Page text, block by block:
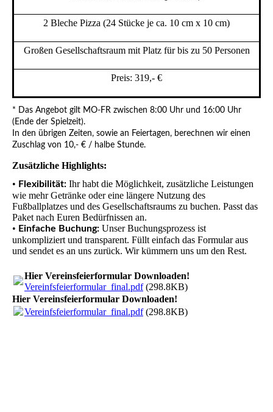
2 Bleche Pizza (24 Stücke je ca. 10 cm x 10 cm)
Großen Gesellschaftsraum mit Platz für bis zu 50 Personen
Preis: 319,- €
* Das Angebot gilt MO-FR zwischen 8:00 Uhr und 16:00 Uhr
(Ende der Spielzeit).
In den übrigen Zeiten, sowie an Feiertagen, berechnen wir einen
Zuschlag von 10,- € / halbe Stunde.
Zusätzliche Highlights:
• Flexibilität: Ihr habt die Möglichkeit, zusätzliche Leistungen
wie mehr Getränke oder eine längere Nutzung des
Fußballplatzes und des Gesellschaftsraums zu buchen. Passt das
Paket nach Euren Bedürfnissen an.
• Einfache Buchung: Unser Buchungsprozess ist
unkompliziert und transparent. Füllt einfach das Formular aus
und sendet es an uns zurück. Wir kümmern uns um den Rest.
Hier Vereinsfeierformular Downloaden!
Vereinfsfeierformular_final.pdf(298.8KB)
Hier Vereinsfeierformular Downloaden!
Vereinfsfeierformular_final.pdf(298.8KB)